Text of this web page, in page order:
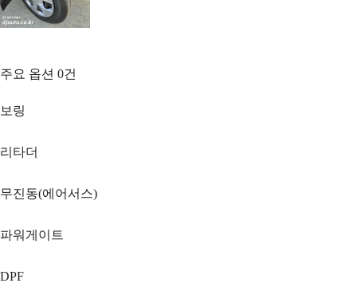
주요 옵션 0건
보링
리타더
무진동(에어서스)
파워게이트
DPF